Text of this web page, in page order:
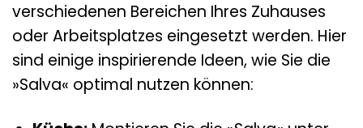
verschiedenen Bereichen Ihres Zuhauses
oder Arbeitsplatzes eingesetzt werden. Hier
sind einige inspirierende Ideen, wie Sie die
»Salva« optimal nutzen können: